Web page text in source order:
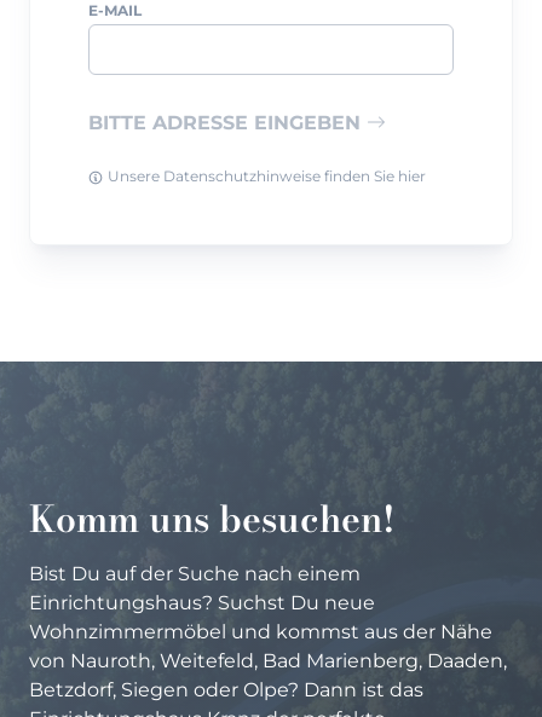
E-MAIL
BITTE ADRESSE EINGEBEN
Unsere Datenschutzhinweise finden Sie hier
Komm uns besuchen!
Bist Du auf der Suche nach einem
Einrichtungshaus? Suchst Du neue
Wohnzimmermöbel und kommst aus der Nähe
von Nauroth, Weitefeld, Bad Marienberg, Daaden,
Betzdorf, Siegen oder Olpe? Dann ist das